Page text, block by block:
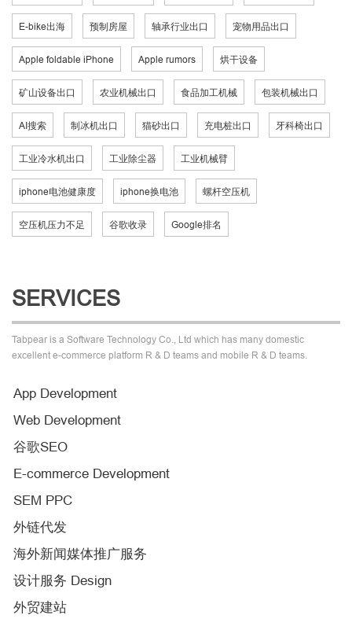
E-bike出海 预制房屋 轴承行业出口 宠物用品出口
Apple foldable iPhone Apple rumors 烘干设备
矿山设备出口 农业机械出口 食品加工机械 包装机械出口
AI搜索 制冰机出口 猫砂出口 充电桩出口 牙科椅出口
工业冷水机出口 工业除尘器 工业机械臂
iphone电池健康度 iphone换电池 螺杆空压机
空压机压力不足 谷歌收录 Google排名
SERVICES
Tabpear is a Software Technology Co., Ltd which has many domestic
excellent e-commerce platform R & D teams and mobile R & D teams.
App Development
Web Development
谷歌SEO
E-commerce Development
SEM PPC
外链代发
海外新闻媒体推广服务
设计服务 Design
外贸建站